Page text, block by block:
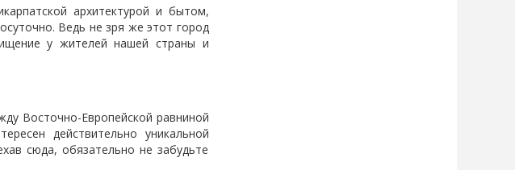
архитектурой и бытом,
Ведь не зря же этот город
у жителей нашей страны и
Восточно-Европейской равниной
действительно уникальной
сюда, обязательно не забудьте